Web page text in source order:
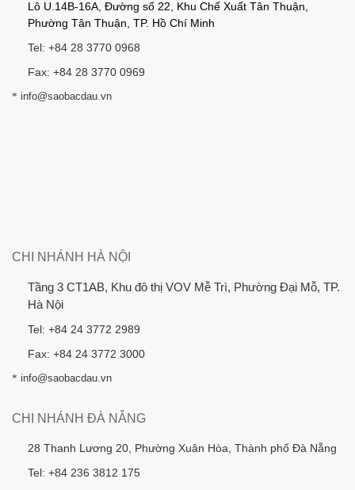
Lô U.14B-16A, Đường số 22, Khu Chế Xuất Tân Thuận,
Phường Tân Thuận, TP. Hồ Chí Minh
Tel: +84 28 3770 0968
Fax: +84 28 3770 0969
* info@saobacdau.vn
CHI NHÁNH HÀ NỘI
Tầng 3 CT1AB, Khu đô thị VOV Mễ Trì, Phường Đại Mỗ, TP.
Hà Nội
Tel: +84 24 3772 2989
Fax: +84 24 3772 3000
* info@saobacdau.vn
CHI NHÁNH ĐÀ NẴNG
28 Thanh Lương 20, Phường Xuân Hòa, Thành phố Đà Nẵng
Tel: +84 236 3812 175